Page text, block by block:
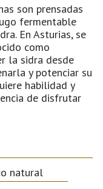
son prensadas
fermentable
En Asturias, se
como
la sidra desde
y potenciar su
habilidad y
de disfrutar
natural